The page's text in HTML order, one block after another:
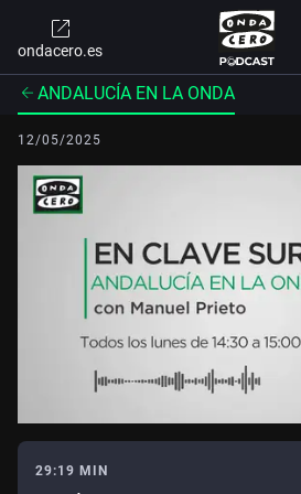
ondacero.es
ANDALUCÍA EN LA ONDA
12/05/2025
29:19 MIN